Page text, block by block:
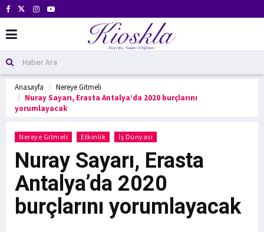
Anasayfa
Nereye Gitmeli
Nuray Sayarı, Erasta Antalya’da 2020 burçlarını
yorumlayacak
Nereye Gitmeli Etkinlik İş Dünyası
Nuray Sayarı, Erasta
Antalya’da 2020
burçlarını yorumlayacak